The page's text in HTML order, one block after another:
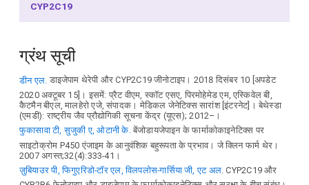
CYP2C19
ग्रंथ सूची
डीन एल. डाइजेपाम थेरेपी और CYP2C19 जीनोटाइप। 2018 दिसंबर 10 [अपडेट
2020 अक्टूबर 15]। इसमें: प्रैट वीएम, स्कॉट एसए, पिरमोहेमेड एम, एस्किवेल बी,
कैटमैन बीएल, मालहेरो एजे, संपादक। मेडिकल जेनेटिक्स सारांश [इंटरनेट]। बेथेस्डा
(एमडी): राष्ट्रीय जैव प्रौद्योगिकी सूचना केंद्र (यूएस); 2012–।
फुकासावा टी, सुजुकी ए, ओटानी के. बेंजोडायजेपाइन के फार्माकोकाइनेटिक्स पर
साइटोक्रोम P450 एंजाइम के आनुवंशिक बहुरूपता के प्रभाव। जे क्लिन फार्म थेर।
2007 अगस्त;32(4):333-41।
ज़ुबियाउर पी, फिगुएरिडो-टॉर एल, विलपलोस-गार्सिया जी, एट अल. CYP2C19 और